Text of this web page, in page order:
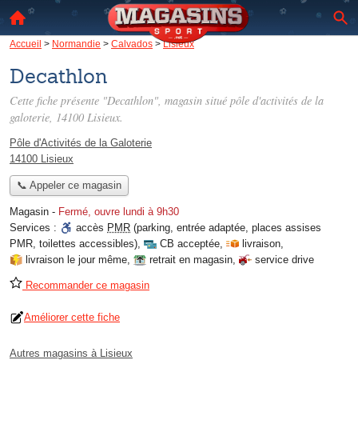
Accueil > Normandie > Calvados >Lisieux
Decathlon
Cette fiche présente "Decathlon", magasin situé pôle d'activités de la
galoterie, 14100 Lisieux.
Pôle d'Activités de la Galoterie
14100 Lisieux
📞 Appeler ce magasin
Magasin - Fermé, ouvre lundi à 9h30
Services :
accès PMR (parking, entrée adaptée, places assises
PMR, toilettes accessibles), CB acceptée, livraison,
livraison le jour même, retrait en magasin, service drive
Recommander ce magasin
Améliorer cette fiche
Autres magasins à Lisieux